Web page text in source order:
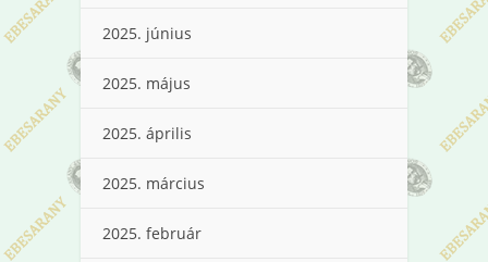
2025. június
2025. május
2025. április
2025. március
2025. február